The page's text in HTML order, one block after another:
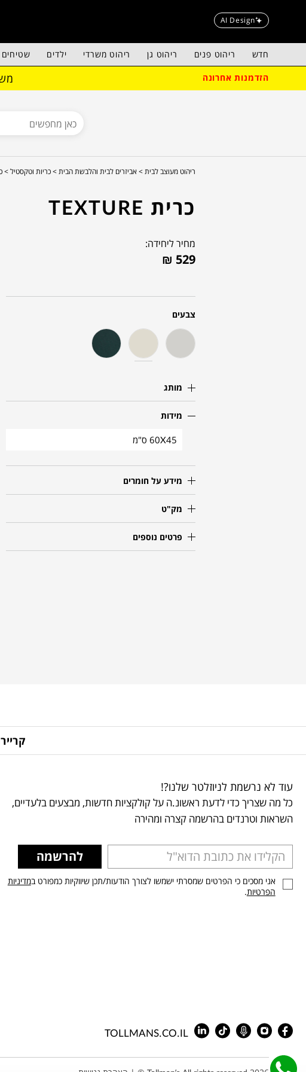
AI Design
חדש ריהוט פנים ריהוט גן ריהוט משרדי ילדים שטיחים
הזדמנות אחרונה
ריהוט מעוצב לבית > אביזרים לבית והלבשת הבית > כריות וטקסטיל >
כרית TEXTURE
מחיר ליחידה:
₪ 529
צבעים
מותג
מידות
60X45 ס"מ
מידע על חומרים
מק"ט
פרטים נוספים
עוד לא נרשמת לניוזלטר שלנו?!
כל מה שצריך כדי לדעת ראשונ.ה על קולקציות חדשות, מבצעים בלעדיים,
השראות וטרנדים בהרשמה קצרה ומהירה
להרשמה
אני מסכים כי הפרטים שמסרתי ישמשו לצורך הודעות/תכן שיווקיות כמפורט במדיניות
הפרטיות.
TOLLMANS.CO.IL